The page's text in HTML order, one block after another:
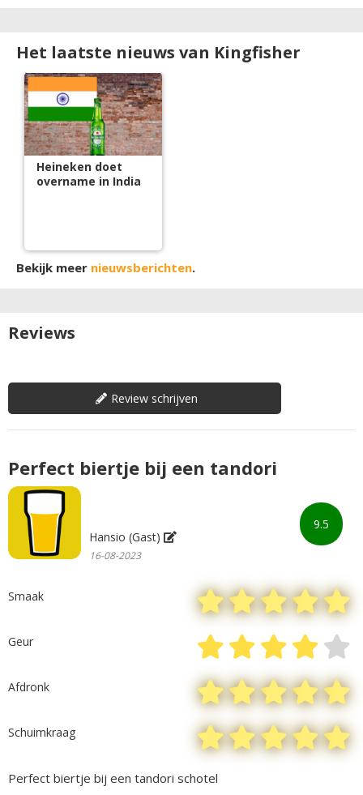
Het laatste nieuws van Kingfisher
Heineken doet
overname in India
Bekijk meer nieuwsberichten.
Reviews
Review schrijven
9.5
Perfect biertje bij een tandori
Hansio (Gast)
16-08-2023
Smaak
Geur
Afdronk
Schuimkraag
Perfect biertje bij een tandori schotel